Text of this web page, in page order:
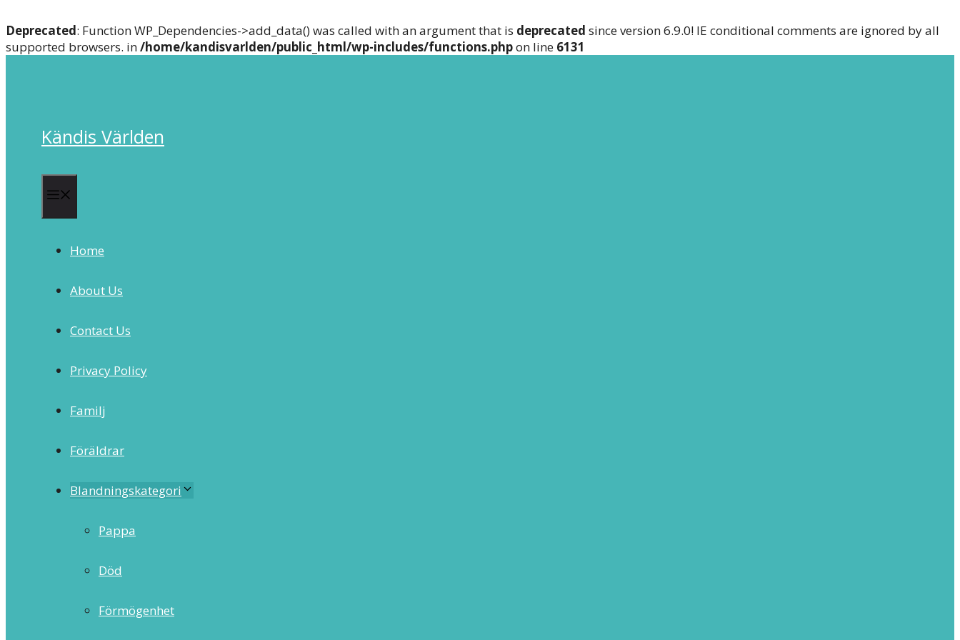
Deprecated: Function WP_Dependencies->add_data() was called with an argument that is deprecated since version 6.9.0! IE conditional comments are ignored by all
supported browsers. in/home/kandisvarlden/public_html/wp-includes/functions.phpon line 6131
Kändis Världen
Home
About Us
Contact Us
Privacy Policy
Familj
Föräldrar
Blandningskategori
Pappa
Död
Förmögenhet